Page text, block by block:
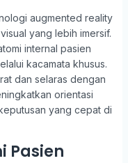
augmented reality
yang lebih imersif.
internal pasien
kacamata khusus.
dan selaras dengan
orientasi
yang cepat di
Pasien